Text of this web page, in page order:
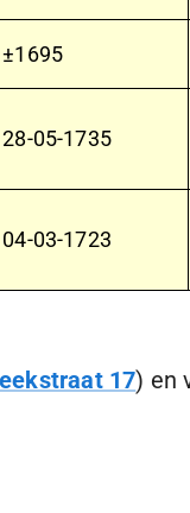
28-05-1735
04-03-1723
17) en